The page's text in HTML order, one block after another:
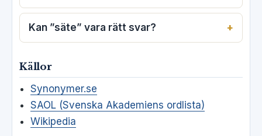
Kan ”säte” vara rätt svar?
Källor
Synonymer.se
SAOL (Svenska Akademiens ordlista)
Wikipedia